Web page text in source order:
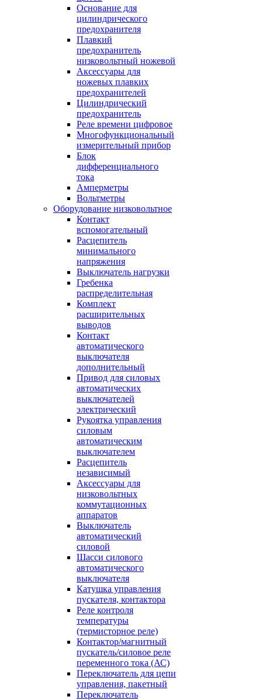
Основание для
цилиндрического
предохранителя
Плавкий
предохранитель
низковольтный ножевой
Аксессуары для
ножевых плавких
предохранителей
Цилиндрический
предохранитель
Реле времени цифровое
Многофункциональный
измерительный прибор
Блок
дифференциального
тока
Амперметры
Вольтметры
Оборудование низковольтное
Контакт
вспомогательный
Расцепитель
минимального
напряжения
Выключатель нагрузки
Гребенка
распределительная
Комплект
расширительных
выводов
Контакт
автоматического
выключателя
дополнительный
Привод для силовых
автоматических
выключателей
электрический
Рукоятка управления
силовым
автоматическим
выключателем
Расцепитель
независимый
Аксессуары для
низковольтных
коммутационных
аппаратов
Выключатель
автоматический
силовой
Шасси силового
автоматического
выключателя
Катушка управления
пускателя, контактора
Реле контроля
температуры
(термисторное реле)
Контактор/магнитный
пускатель/силовое реле
переменного тока (АС)
Переключатель для цепи
управления, пакетный
Переключатель